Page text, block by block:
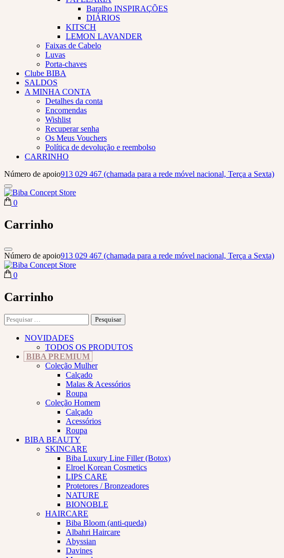
Baralho INSPIRAÇÕES
DIÁRIOS
KITSCH
LEMON LAVANDER
Faixas de Cabelo
Luvas
Porta-chaves
Clube BIBA
SALDOS
A MINHA CONTA
Detalhes da conta
Encomendas
Wishlist
Recuperar senha
Os Meus Vouchers
Política de devolução e reembolso
CARRINHO
Número de apoio913 029 467 (chamada para a rede móvel nacional, Terça a Sexta)
Biba Concept Store
0
Carrinho
Número de apoio913 029 467 (chamada para a rede móvel nacional, Terça a Sexta)
Biba Concept Store
0
Carrinho
Pesquisar
por:
NOVIDADES
TODOS OS PRODUTOS
BIBA PREMIUM
Coleção Mulher
Calçado
Malas & Acessórios
Roupa
Coleção Homem
Calçado
Acessórios
Roupa
BIBA BEAUTY
SKINCARE
Biba Luxury Line Filler (Botox)
Elroel Korean Cosmetics
LIPS CARE
Protetores / Bronzeadores
NATURE
BIONOBLE
HAIRCARE
Biba Bloom (anti-queda)
Albahri Haircare
Abyssian
Davines